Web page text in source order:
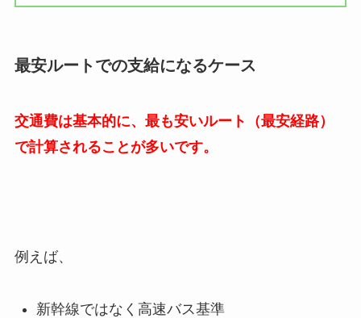
最安ルートでの支給になるケース
交通費は基本的に、最も安いルート（最安経路）
で計算されることが多いです。
例えば、
新幹線ではなく高速バス基準